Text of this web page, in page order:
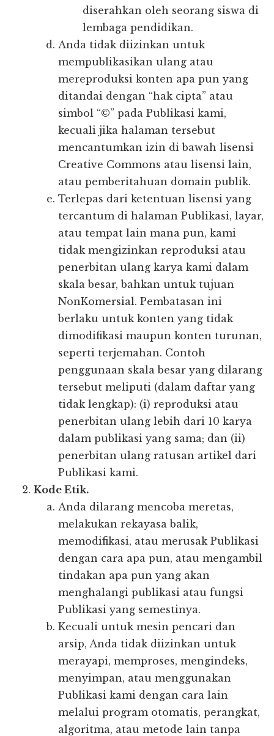
diserahkan oleh seorang siswa di
lembaga pendidikan.
Anda tidak diizinkan untuk
mempublikasikan ulang atau
mereproduksi konten apa pun yang
ditandai dengan “hak cipta” atau
simbol “©” pada Publikasi kami,
kecuali jika halaman tersebut
mencantumkan izin di bawah lisensi
Creative Commons atau lisensi lain,
atau pemberitahuan domain publik.
Terlepas dari ketentuan lisensi yang
tercantum di halaman Publikasi, layar,
atau tempat lain mana pun, kami
tidak mengizinkan reproduksi atau
penerbitan ulang karya kami dalam
skala besar, bahkan untuk tujuan
NonKomersial. Pembatasan ini
berlaku untuk konten yang tidak
dimodifikasi maupun konten turunan,
seperti terjemahan. Contoh
penggunaan skala besar yang dilarang
tersebut meliputi (dalam daftar yang
tidak lengkap): (i) reproduksi atau
penerbitan ulang lebih dari 10 karya
dalam publikasi yang sama; dan (ii)
penerbitan ulang ratusan artikel dari
Publikasi kami.
Kode Etik.
Anda dilarang mencoba meretas,
melakukan rekayasa balik,
memodifikasi, atau merusak Publikasi
dengan cara apa pun, atau mengambil
tindakan apa pun yang akan
menghalangi publikasi atau fungsi
Publikasi yang semestinya.
Kecuali untuk mesin pencari dan
arsip, Anda tidak diizinkan untuk
merayapi, memproses, mengindeks,
menyimpan, atau menggunakan
Publikasi kami dengan cara lain
melalui program otomatis, perangkat,
algoritma, atau metode lain tanpa